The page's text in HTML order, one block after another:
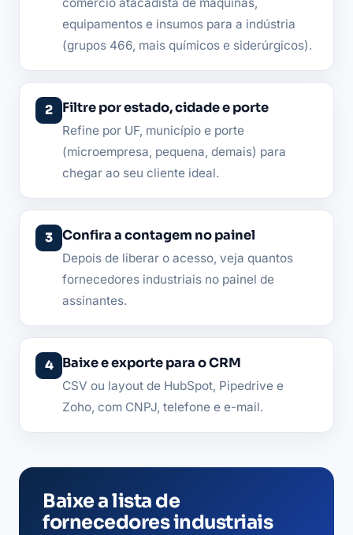
equipamentos e insumos para a indústria
(grupos 466, mais químicos e siderúrgicos).
Filtre por estado, cidade e porte
Refine por UF, município e porte
(microempresa, pequena, demais) para
chegar ao seu cliente ideal.
Confira a contagem no painel
Depois de liberar o acesso, veja quantos
fornecedores industriais no painel de
assinantes.
Baixe e exporte para o CRM
CSV ou layout de HubSpot, Pipedrive e
Zoho, com CNPJ, telefone e e-mail.
Baixe a lista de
fornecedores industriais